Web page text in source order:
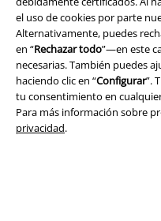
el uso de cookies por parte
Alternativamente, puedes
en “Rechazar todo”—en este
necesarias. También puedes
haciendo clic en “Configurar”.
tu consentimiento en
Para más información sobre
privacidad.